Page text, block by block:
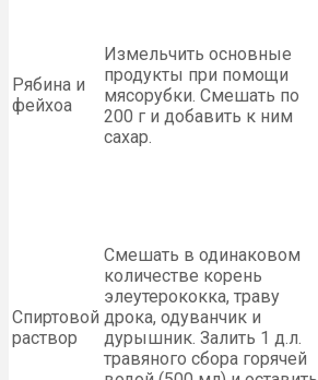
Рябина и
фейхоа
Измельчить основные
продукты при помощи
мясорубки. Смешать по
200 г и добавить к ним
сахар.
Спиртовой
раствор
Смешать в одинаковом
количестве корень
элеутерококка, траву
дрока, одуванчик и
дурышник. Залить 1 д.л.
травяного сбора горячей